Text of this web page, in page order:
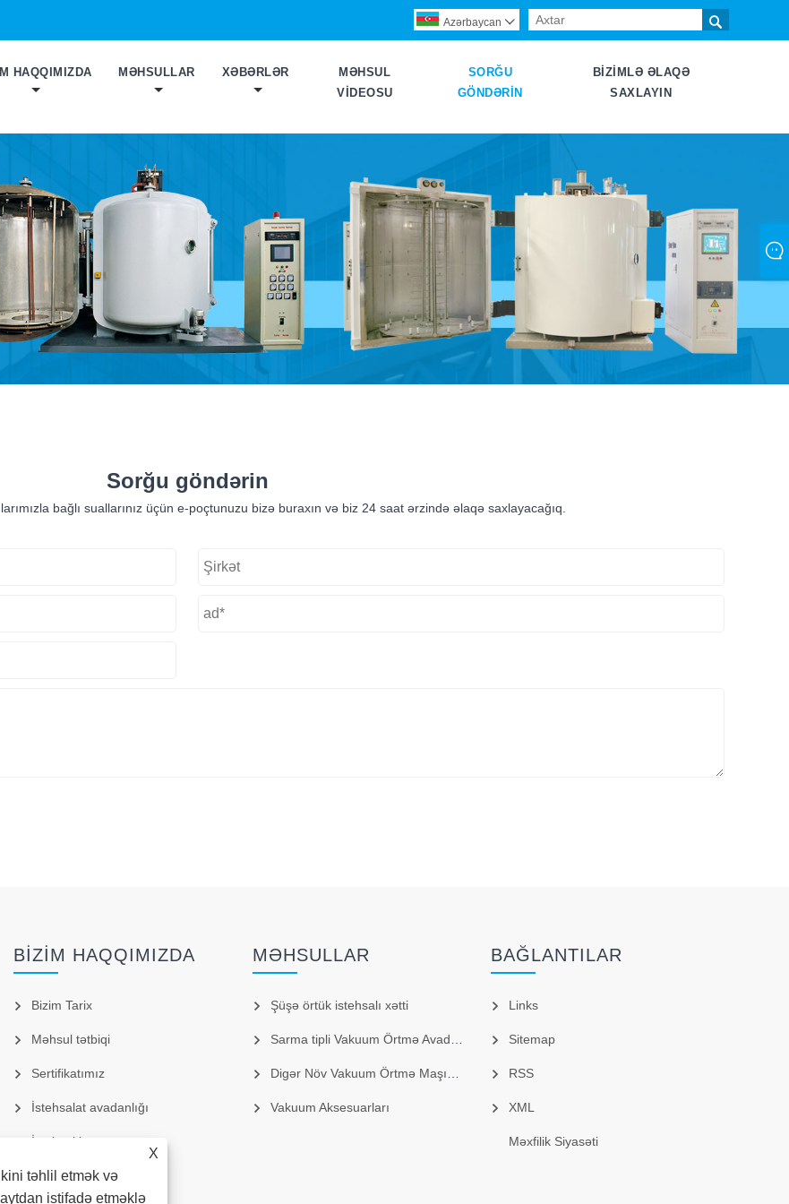

Azərbaycan 
HAQQIMIZDA MƏHSULLAR XƏBƏRLƏR
MƏHSUL
VIDEOSU
SORĞU
GÖNDƏRIN
BIZIMLƏ ƏLAQƏ
SAXLAYIN
Sorğu göndərin
bağlı suallarınız üçün e-poçtunuzu bizə buraxın və biz 24 saat ərzində əlaqə saxlayacağıq.
X
təhlil etmək və
istifadə etməklə
BIZIM HAQQIMIZDA
Bizim Tarix
Məhsul tətbiqi
Sertifikatımız
İstehsalat avadanlığı
İstehsal bazarı
MƏHSULLAR
Şüşə örtük istehsalı xətti
Sarma tipli Vakuum Örtmə Avadanlığı
Digər Növ Vakuum Örtmə Maşınları
Vakuum Aksesuarları
BAĞLANTILAR
Links
Sitemap
RSS
XML
Məxfilik Siyasəti